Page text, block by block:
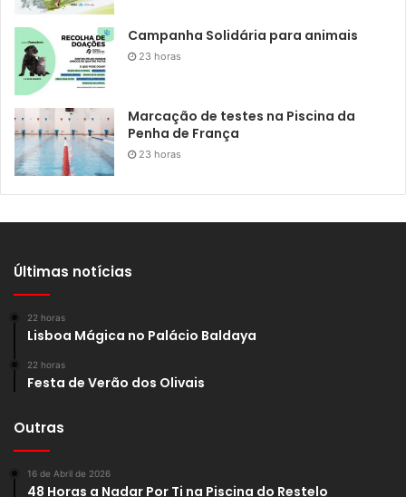
Campanha Solidária para animais
23 horas
Marcação de testes na Piscina da
Penha de França
23 horas
Últimas notícias
22 horas
Lisboa Mágica no Palácio Baldaya
22 horas
Festa de Verão dos Olivais
Outras
16 de Abril de 2026
48 Horas a Nadar Por Ti na Piscina do Restelo